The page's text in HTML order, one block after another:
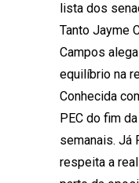
lista dos
Tanto Jayme
Campos
equilíbrio na
Conhecida
PEC do fim
semanais. Já
respeita a